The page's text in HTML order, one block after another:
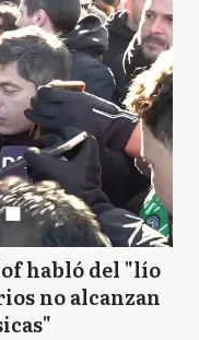
habló del "lío
no alcanzan